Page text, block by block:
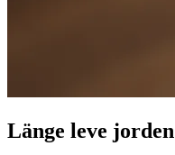
Länge leve jorden